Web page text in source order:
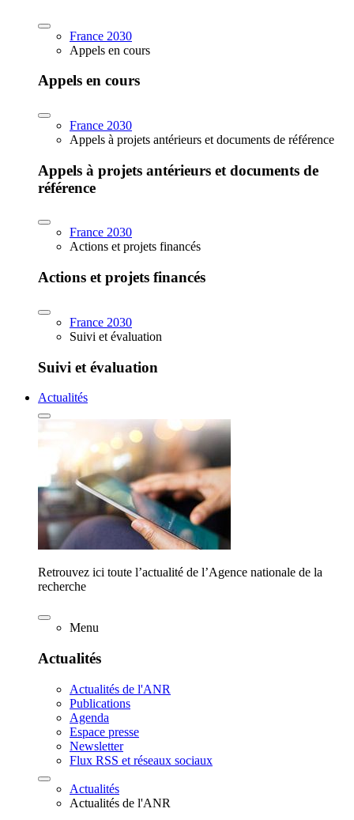
France 2030
Appels en cours
Appels en cours
France 2030
Appels à projets antérieurs et documents de référence
Appels à projets antérieurs et documents de
référence
France 2030
Actions et projets financés
Actions et projets financés
France 2030
Suivi et évaluation
Suivi et évaluation
Actualités
Retrouvez ici toute l’actualité de l’Agence nationale de la
recherche
Menu
Actualités
Actualités de l'ANR
Publications
Agenda
Espace presse
Newsletter
Flux RSS et réseaux sociaux
Actualités
Actualités de l'ANR